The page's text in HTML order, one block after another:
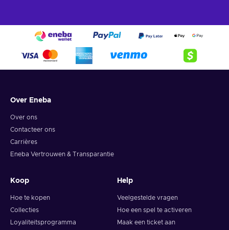
Over Eneba
Over ons
Contacteer ons
Carrières
Eneba Vertrouwen & Transparantie
Koop
Hoe te kopen
Collecties
Loyaliteitsprogramma
Help
Veelgestelde vragen
Hoe een spel te activeren
Maak een ticket aan